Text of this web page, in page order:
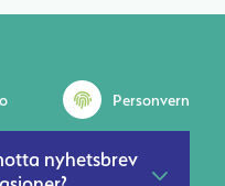
nyhetsbrev
Personvern